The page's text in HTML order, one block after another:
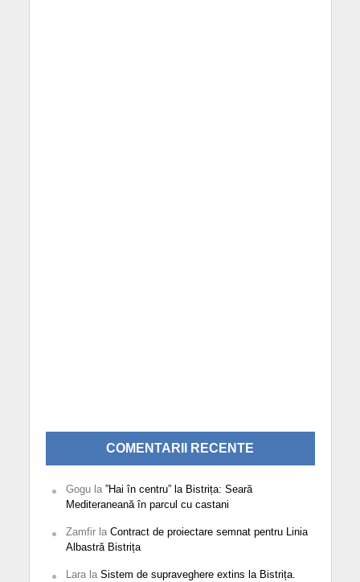
COMENTARII RECENTE
Gogula ”Hai în centru” la Bistrița: Seară
Mediteraneană în parcul cu castani
Zamfirla Contract de proiectare semnat pentru Linia
Albastră Bistrița
Larala Sistem de supraveghere extins la Bistrița.